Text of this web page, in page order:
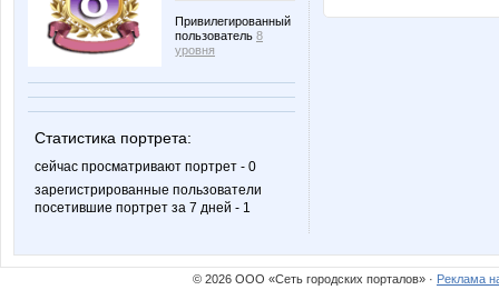
Привилегированный
пользователь 8
уровня
Статистика портрета:
сейчас просматривают портрет - 0
зарегистрированные пользователи
посетившие портрет за 7 дней - 1
© 2026 ООО «Сеть городских порталов» · Реклама